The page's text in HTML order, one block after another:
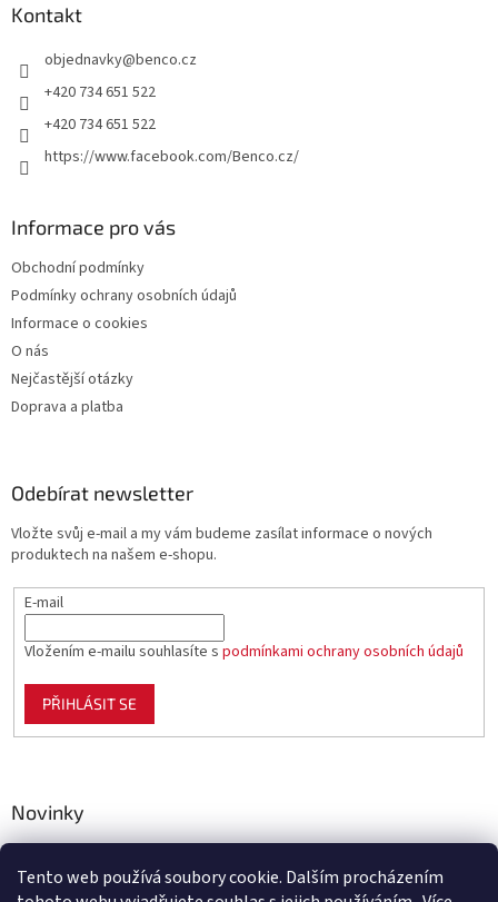
Tento web používá soubory cookie. Dalším procházením
Kontakt
objednavky@benco.cz
+420 734 651 522
+420 734 651 522
https://www.facebook.com/Benco.cz/
Informace pro vás
Obchodní podmínky
Podmínky ochrany osobních údajů
Informace o cookies
O nás
Nejčastější otázky
Doprava a platba
Odebírat newsletter
Vložte svůj e-mail a my vám budeme zasílat informace o nových
produktech na našem e-shopu.
E-mail
Vložením e-mailu souhlasíte s podmínkami ochrany osobních údajů
PŘIHLÁSIT SE
Novinky
zahradu, chov i domácnost